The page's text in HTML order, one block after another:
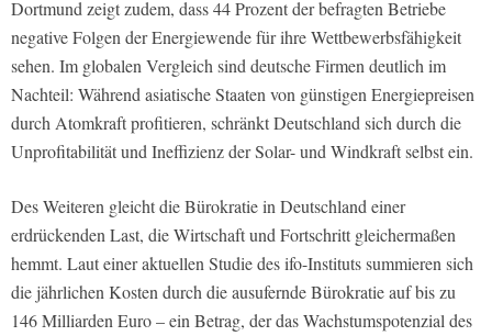
Dortmund zeigt zudem, dass 44 Prozent der befragten Betriebe
negative Folgen der Energiewende für ihre Wettbewerbsfähigkeit
sehen. Im globalen Vergleich sind deutsche Firmen deutlich im
Nachteil: Während asiatische Staaten von günstigen Energiepreisen
durch Atomkraft profitieren, schränkt Deutschland sich durch die
Unprofitabilität und Ineffizienz der Solar- und Windkraft selbst ein.
Des Weiteren gleicht die Bürokratie in Deutschland einer
erdrückenden Last, die Wirtschaft und Fortschritt gleichermaßen
hemmt. Laut einer aktuellen Studie des ifo-Instituts summieren sich
die jährlichen Kosten durch die ausufernde Bürokratie auf bis zu
146 Milliarden Euro – ein Betrag, der das Wachstumspotenzial des